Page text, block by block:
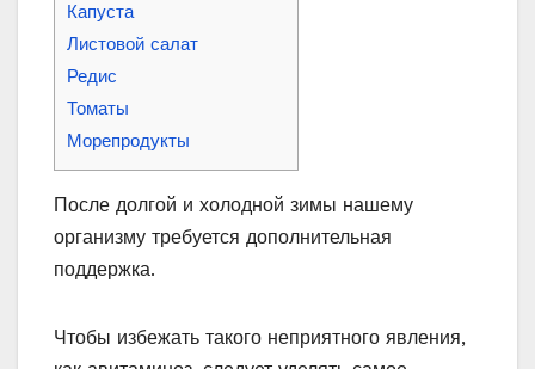
Капуста
Листовой салат
Редис
Томаты
Морепродукты
После долгой и холодной зимы нашему
организму требуется дополнительная
поддержка.
Чтобы избежать такого неприятного явления,